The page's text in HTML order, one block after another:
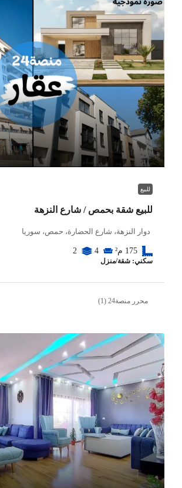
للبيع
للبيع شقة بحمص / شارع النزهة
دوار النزهة، شارع الحضارة، حمص، سوريا
175 م² 4
2
سكني: شقة/منزل
محرر منصة24 (1)